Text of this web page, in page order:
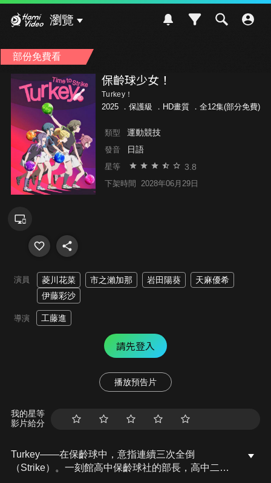
瀏覽
部份免費看
保齡球少女！
Turkey！
2025 ． 保護級 ．HD畫質 ．全12集(部分免費)
類型 運動競技
發音 日語
星等 3.8
下架時間 2028年06月29日
演員 菱川花菜 市之瀨加那 岩田陽葵
天麻優希
伊藤彩沙
導演 工藤進
請先登入
播放預告片
我的星等
影片給分
Turkey——在保齡球中，意指連續三次全倒
（Strike）。一刻館高中保齡球社的部長，高中二年